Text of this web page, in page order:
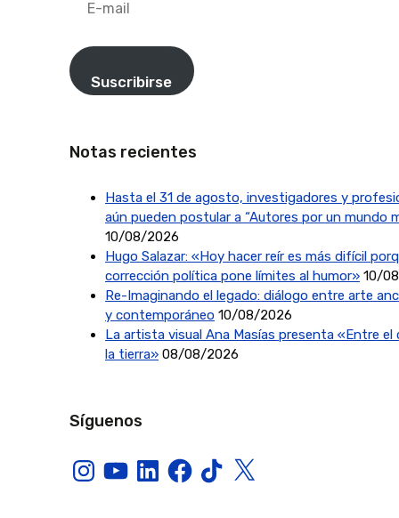
mail
Suscribirse
Notas recientes
Hasta el 31 de agosto, investigadores y
aún pueden postular a “Autores por un mundo
10/08/2026
Hugo Salazar: «Hoy hacer reír es más difícil
corrección política pone límites al humor» 10/
Re-Imaginando el legado: diálogo entre arte
y contemporáneo 10/08/2026
La artista visual Ana Masías presenta «Entre el
la tierra» 08/08/2026
Síguenos
InstagramYouTubeLinkedInFacebook
TikTokX